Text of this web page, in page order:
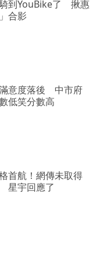
到YouBike了 揪惠
合影
意度落後 中市府
低笑分數高
首航！網傳未取得
星宇回應了